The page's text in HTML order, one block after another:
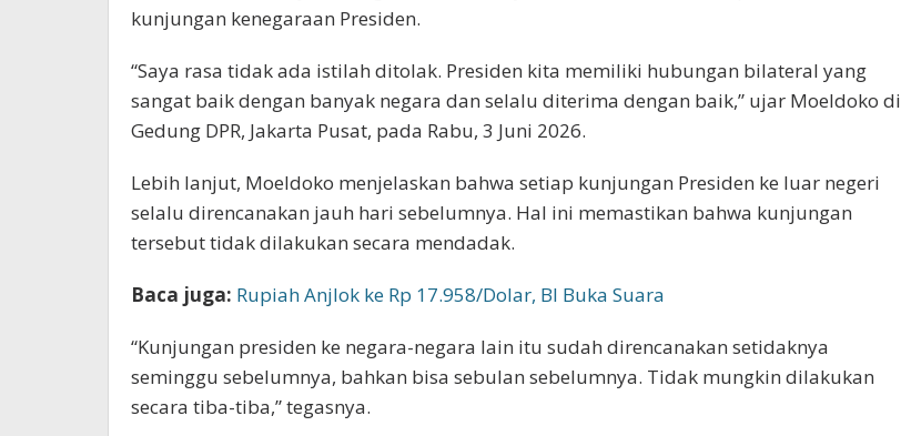
kunjungan kenegaraan Presiden.
“Saya rasa tidak ada istilah ditolak. Presiden kita memiliki hubungan bilateral yang
sangat baik dengan banyak negara dan selalu diterima dengan baik,” ujar Moeldoko di
Gedung DPR, Jakarta Pusat, pada Rabu, 3 Juni 2026.
Lebih lanjut, Moeldoko menjelaskan bahwa setiap kunjungan Presiden ke luar negeri
selalu direncanakan jauh hari sebelumnya. Hal ini memastikan bahwa kunjungan
tersebut tidak dilakukan secara mendadak.
Baca juga: Rupiah Anjlok ke Rp 17.958/Dolar, BI Buka Suara
“Kunjungan presiden ke negara-negara lain itu sudah direncanakan setidaknya
seminggu sebelumnya, bahkan bisa sebulan sebelumnya. Tidak mungkin dilakukan
secara tiba-tiba,” tegasnya.